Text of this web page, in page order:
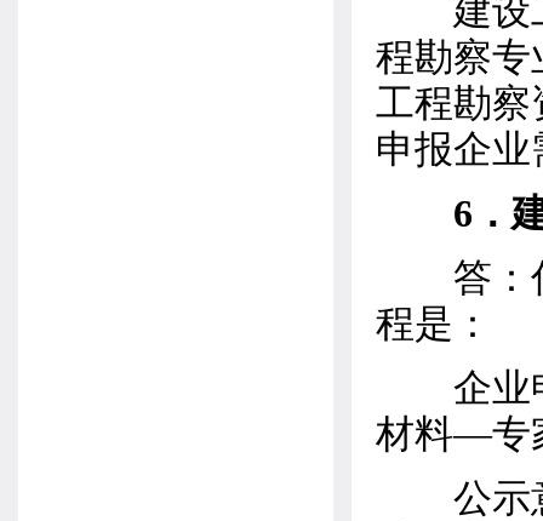
建设工
程勘察专
工程勘察
申报企
6．
答：住
程是：
企业申
材料—专
公示意